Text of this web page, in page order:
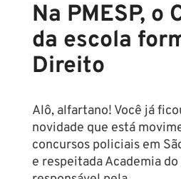
Na PMESP, o
da escola
Direito
Alô, alfartano! Você já
novidade que está
concursos policiais em
e respeitada Academia